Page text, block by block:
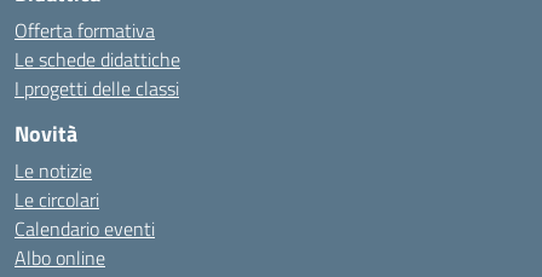
Offerta formativa
Le schede didattiche
I progetti delle classi
Novità
Le notizie
Le circolari
Calendario eventi
Albo online